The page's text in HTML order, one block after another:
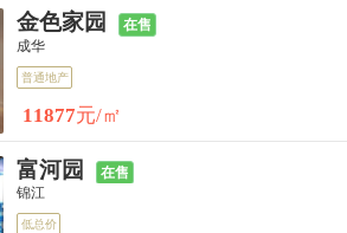
金色家园
在售
成华
普通地产
11877元/㎡
富河园
在售
锦江
低总价